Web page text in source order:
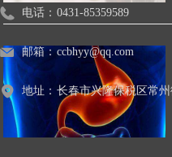
电话： 0431-85359589
邮箱：ccbhyy@qq.com
地址： 长春市兴隆保税区常